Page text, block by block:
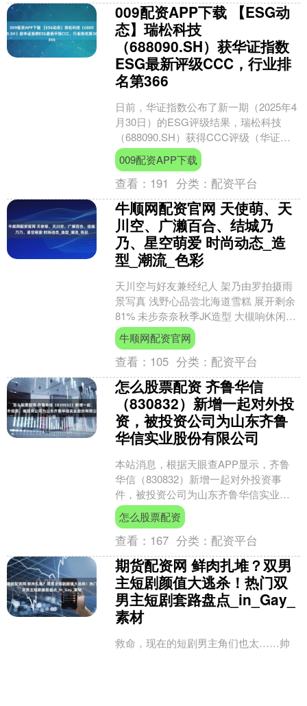
009配资APP下载 【ESG动
态】瑞松科技
（688090.SH）获华证指数
ESG最新评级CCC，行业排
名第366
日前，华证指数公布了新一期（2025年4
月30日）的ESG评级结果，瑞松科技
（688090.SH）获得CCC评级（华证指
数评级为C起至AAA九档，C为最低档，
A....
009配资APP下载
查看： 191 分类： 配资平台
牛顺网配资官网 天使萌、天
川空、广濑百合、结城乃
乃、星空萌爱 时尚动态_造
型_潮流_色彩
天川空与好友兼经纪人 架乃由罗拍摄雨
景写真 浅野心品尝北海道雪糕 展开剩余
81% 未步奈奈秋季JK造型 大槻响休闲气
质穿搭 五日市芽依晒大蝴蝶结上衣 宇野
美玲参....
牛顺网配资官网
查看： 105 分类： 配资平台
怎么股票配资 齐鲁华信
（830832）新增一起对外投
资，被投资公司为山东齐鲁
华信实业股份有限公司
本站消息，根据天眼查APP显示，齐鲁
华信（830832）新增一起对外投资事
件，被投资公司为山东齐鲁华信实业股
份有限公司，法定代表人田南，投资占
比为2.44%。该....
怎么股票配资
查看： 167 分类： 配资平台
期货配资网 鲜肉扎堆？双男
主短剧颜值大逃杀！热门双
男主短剧套路盘点_in_Gay_
素材
救命，现在的短剧男主角们也太……帅